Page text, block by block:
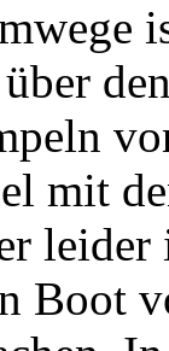
mit
Boot